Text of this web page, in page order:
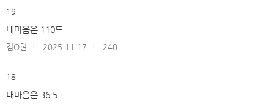
19
내마음은 110도
김O현 2025.11.17 240
18
내마음은 36.5